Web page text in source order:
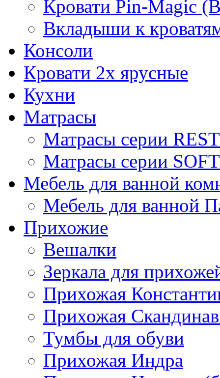
Кровати Pin-Magic
Вкладыши к
Консоли
Кровати 2х ярусные
Кухни
Матрасы
Матрасы серии REST
Матрасы серии SOFT
Мебель для ванной
Мебель для ванной
Прихожие
Вешалки
Зеркала для
Прихожая
Прихожая
Тумбы для обуви
Прихожая Индра